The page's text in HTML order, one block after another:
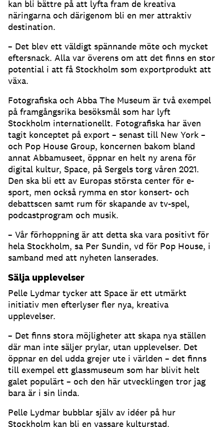
kan bli bättre på att lyfta fram de kreativa
näringarna och därigenom bli en mer attraktiv
destination.
– Det blev ett väldigt spännande möte och mycket
eftersnack. Alla var överens om att det finns en stor
potential i att få Stockholm som exportprodukt att
växa.
Fotografiska och Abba The Museum är två exempel
på framgångsrika besöksmål som har lyft
Stockholm internationellt. Fotografiska har även
tagit konceptet på export – senast till New York –
och Pop House Group, koncernen bakom bland
annat Abbamuseet, öppnar en helt ny arena för
digital kultur, Space, på Sergels torg våren 2021.
Den ska bli ett av Europas största center för e-
sport, men också rymma en stor konsert- och
debattscen samt rum för skapande av tv-spel,
podcastprogram och musik.
– Vår förhoppning är att detta ska vara positivt för
hela Stockholm, sa Per Sundin, vd för Pop House, i
samband med att nyheten lanserades.
Sälja upplevelser
Pelle Lydmar tycker att Space är ett utmärkt
initiativ men efterlyser fler nya, kreativa
upplevelser.
– Det finns stora möjligheter att skapa nya ställen
där man inte säljer prylar, utan upplevelser. Det
öppnar en del udda grejer ute i världen – det finns
till exempel ett glassmuseum som har blivit helt
galet populärt – och den här utvecklingen tror jag
bara är i sin linda.
Pelle Lydmar bubblar själv av idéer på hur
Stockholm kan bli en vassare kulturstad.